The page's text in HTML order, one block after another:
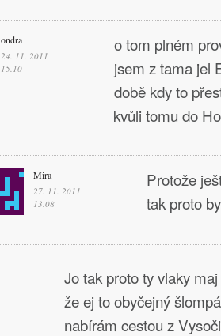
ondra
24. 11. 2011
15.10
o tom plném
jsem z tama jel
době kdy to
kvůli tomu do
Mira
27. 11. 2011
13.08
Protože
tak proto
Jo tak proto ty vlaky
že ej to obyčejný
nabírám cestou z